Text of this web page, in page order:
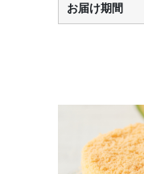
お届け期間